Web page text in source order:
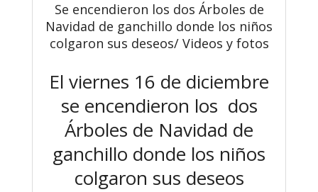
Se encendieron los dos Árboles de
Navidad de ganchillo donde los niños
colgaron sus deseos/ Videos y fotos
El viernes 16 de diciembre
se encendieron los dos
Árboles de Navidad de
ganchillo donde los niños
colgaron sus deseos